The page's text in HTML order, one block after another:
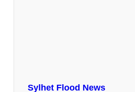
Sylhet Flood News